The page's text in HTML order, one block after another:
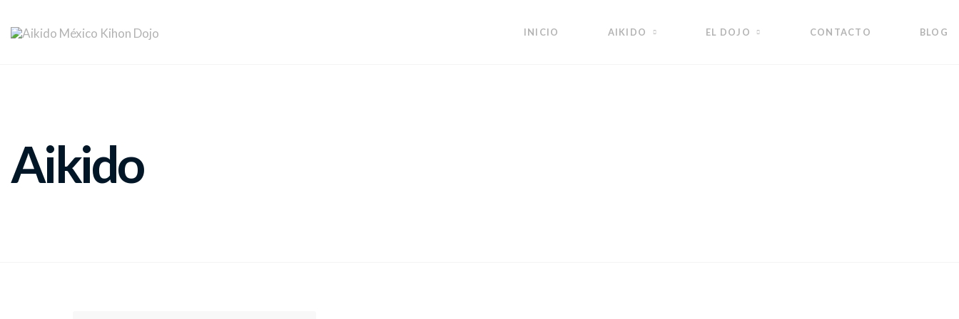
INICIO AIKIDO EL DOJO CONTACTO BLOG
Aikido